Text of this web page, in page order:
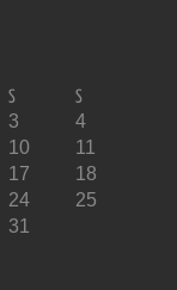
S S
3
4
10
11
17
18
24
25
31